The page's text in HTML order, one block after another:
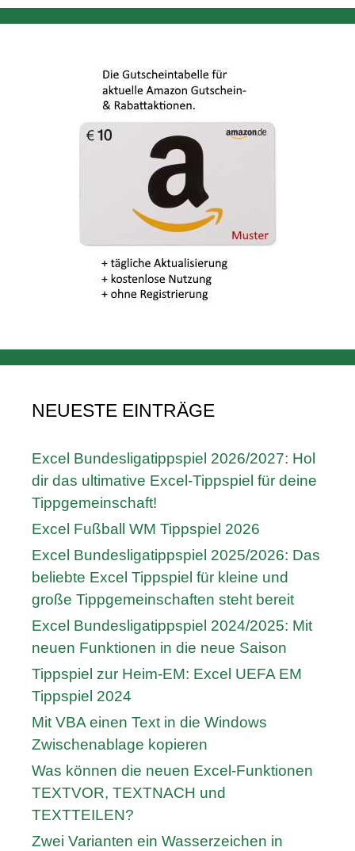
NEUESTE EINTRÄGE
Excel Bundesligatippspiel 2026/2027: Hol
dir das ultimative Excel-Tippspiel für deine
Tippgemeinschaft!
Excel Fußball WM Tippspiel 2026
Excel Bundesligatippspiel 2025/2026: Das
beliebte Excel Tippspiel für kleine und
große Tippgemeinschaften steht bereit
Excel Bundesligatippspiel 2024/2025: Mit
neuen Funktionen in die neue Saison
Tippspiel zur Heim-EM: Excel UEFA EM
Tippspiel 2024
Mit VBA einen Text in die Windows
Zwischenablage kopieren
Was können die neuen Excel-Funktionen
TEXTVOR, TEXTNACH und
TEXTTEILEN?
Zwei Varianten ein Wasserzeichen in